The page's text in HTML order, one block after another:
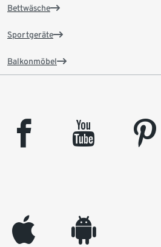
Bettwäsche
Sportgeräte
Balkonmöbel
facebook youtube pinterest
appleinc android